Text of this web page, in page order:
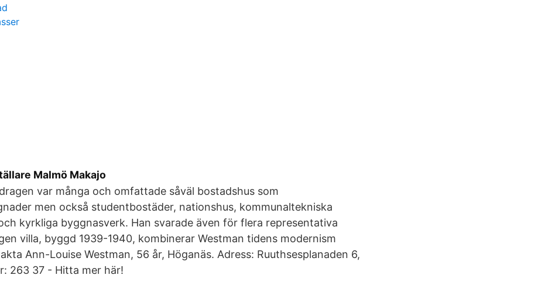
Malmö Makajo
var många och omfattade såväl bostadshus som
men också studentbostäder, nationshus, kommunaltekniska
kyrkliga byggnasverk. Han svarade även för flera representativa
villa, byggd 1939-1940, kombinerar Westman tidens modernism
Ann-Louise Westman, 56 år, Höganäs. Adress: Ruuthsesplanaden 6,
263 37 - Hitta mer här!